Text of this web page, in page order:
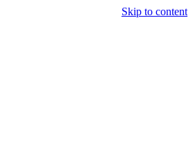
Skip to content